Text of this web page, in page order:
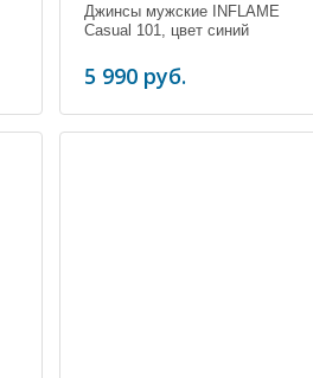
Джинсы мужские INFLAME
Casual 101, цвет синий
5 990 руб.